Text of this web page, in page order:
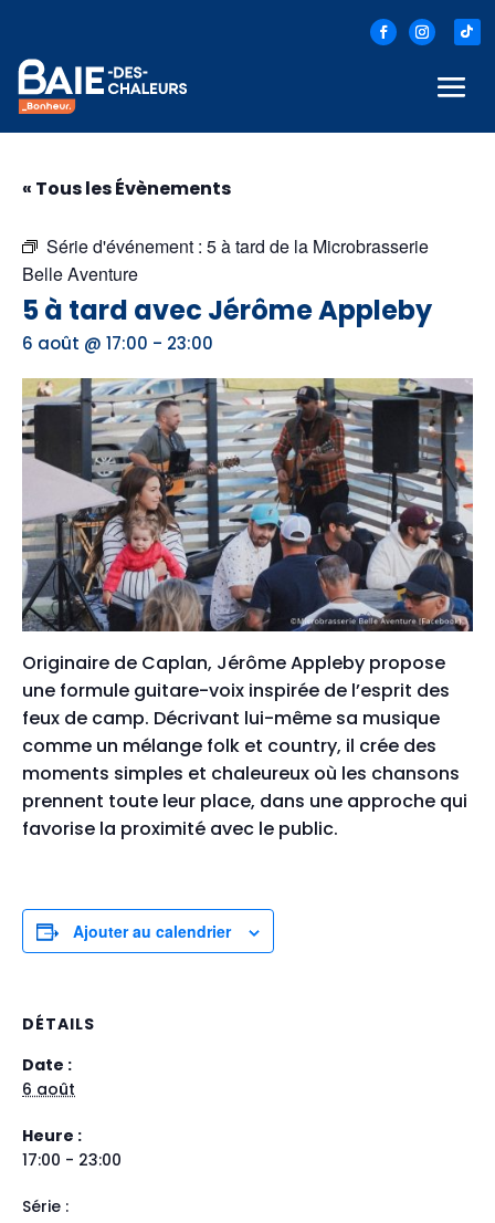
« Tous les Évènements
Série d'événement : 5 à tard de la Microbrasserie
Belle Aventure
5 à tard avec Jérôme Appleby
6 août @ 17:00 - 23:00
Originaire de Caplan, Jérôme Appleby propose
une formule guitare-voix inspirée de l’esprit des
feux de camp. Décrivant lui-même sa musique
comme un mélange folk et country, il crée des
moments simples et chaleureux où les chansons
prennent toute leur place, dans une approche qui
favorise la proximité avec le public.
Ajouter au calendrier
DÉTAILS
Date :
6 août
Heure :
17:00 - 23:00
Série :